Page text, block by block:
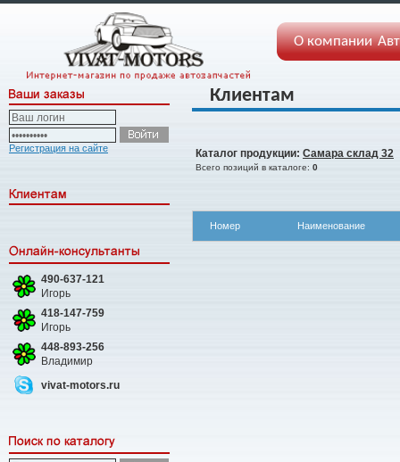
О компании
Регистрация на сайте
490-637-121
Игорь
418-147-759
Игорь
448-893-256
Владимир
vivat-motors.ru
Клиентам
Каталог продукции: Самара склад 32
Всего позиций в каталоге: 0
Номер Наименование